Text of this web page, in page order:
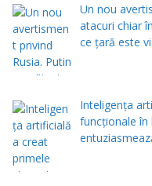
Un nou
atacuri chiar
ce țară este
Inteligența
funcționale în